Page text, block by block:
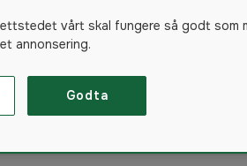
122produkter
vårt skal fungere så godt som
annonsering.
Godta